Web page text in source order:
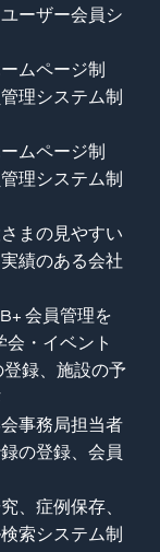
ーザー会員シ
ムページ制
理システム制
ムページ制
理システム制
まの見やすい
績のある会社
会員管理を
会・イベント
録、施設の予
事務局担当者
の登録、会員
、症例保存、
索システム制